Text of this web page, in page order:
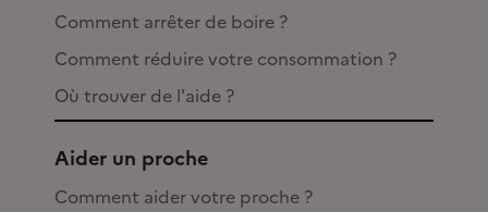
Comment arrêter de boire ?
Comment réduire votre consommation ?
Où trouver de l'aide ?
Aider un proche
Comment aider votre proche ?